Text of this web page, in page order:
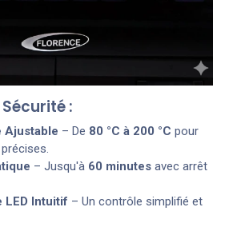
:
Ajustable – De 80 °C à 200 °C pour
– Jusqu'à 60 minutes avec arrêt
LED Intuitif – Un contrôle simplifié et